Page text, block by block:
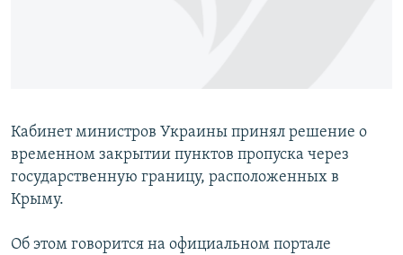
Все сайты RFE/RL
Кабинет министров Украины принял решение о
временном закрытии пунктов пропуска через
государственную границу, расположенных в
Крыму.
Об этом говорится на официальном портале